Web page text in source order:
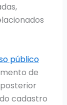
público
de
cadastro